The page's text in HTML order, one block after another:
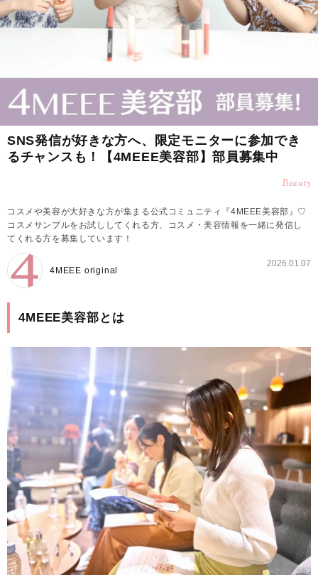
SNS発信が好きな方へ、限定モニターに参加でき
るチャンスも！【4MEEE美容部】部員募集中
Beauty
コスメや美容が大好きな方が集まる公式コミュニティ『4MEEE美容部』♡
コスメサンプルをお試ししてくれる方、コスメ・美容情報を一緒に発信し
てくれる方を募集しています！
4MEEE original
2026.01.07
4MEEE美容部とは